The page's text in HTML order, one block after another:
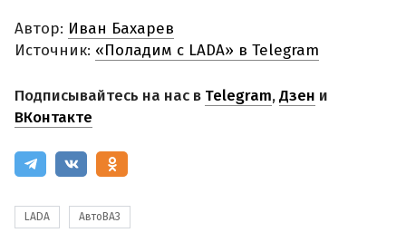
Автор: Иван Бахарев
Источник: «Поладим с LADA» в Telegram
Подписывайтесь на нас в Telegram,Дзен и
ВКонтакте
LADA АвтоВАЗ